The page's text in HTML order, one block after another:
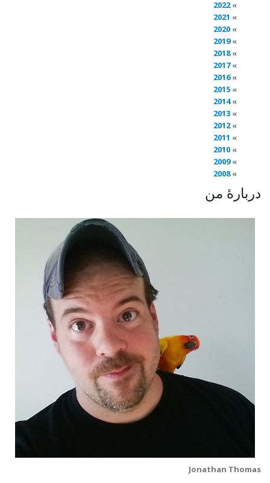
2022
2021
2020
2019
2018
2017
2016
2015
2014
2013
2012
2011
2010
2009
2008
دربارهٔ من
Jonathan Thomas